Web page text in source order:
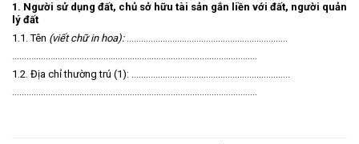
1. Người sử dụng đất, chủ sở hữu tài sản gắn liền với đất, người quản
lý đất
1.1. Tên (viết chữ in hoa):
…………………………………………………………………………………………
1.2. Địa chỉ thường trú (1): …………………………………………………………
…………………………………………………………………………………………